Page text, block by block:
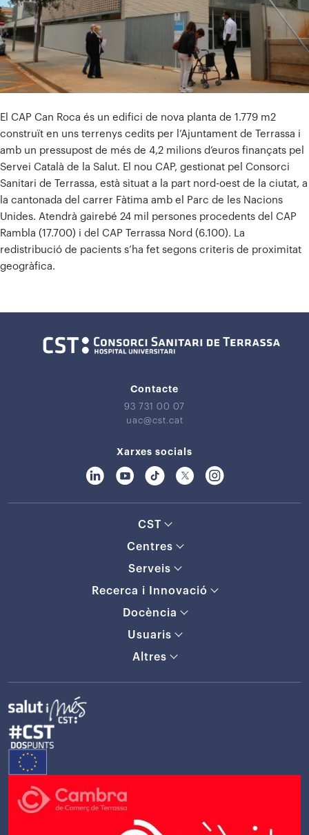
El CAP Can Roca és un edifici de nova planta de 1.779 m2
construït en uns terrenys cedits per l’Ajuntament de Terrassa i
amb un pressupost de més de 4,2 milions d’euros finançats pel
Servei Català de la Salut. El nou CAP, gestionat pel Consorci
Sanitari de Terrassa, està situat a la part nord-oest de la ciutat, a
la cantonada del carrer Fàtima amb el Parc de les Nacions
Unides. Atendrà gairebé 24 mil persones procedents del CAP
Rambla (17.700) i del CAP Terrassa Nord (6.100). La
redistribució de pacients s’ha fet segons criteris de proximitat
geogràfica.
Contacte
93 731 00 07
uac@cst.cat
Xarxes socials
CST
Centres
Serveis
Recerca i Innovació
Docència
Usuaris
Altres